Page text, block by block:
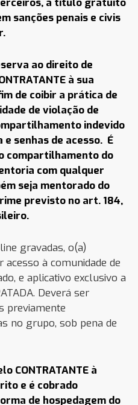
sanções penais e civis
ao direito de
à sua
de coibir a prática de
de violação de
indevido
senhas de acesso. É
compartilhamento do
com qualquer
seja mentorado do
previsto no art. 184,
gravadas, o(a)
acesso à comunidade de
e aplicativo exclusivo a
Deverá ser
previamente
no grupo, sob pena de
CONTRATANTE à
e é cobrado
de hospedagem do